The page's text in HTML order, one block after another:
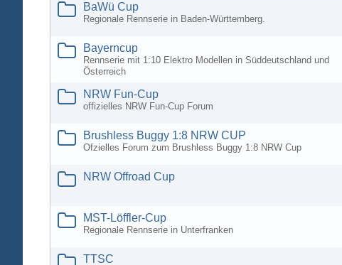
BaWü Cup
Regionale Rennserie in Baden-Württemberg.
Bayerncup
Rennserie mit 1:10 Elektro Modellen in Süddeutschland und
Österreich
NRW Fun-Cup
offizielles NRW Fun-Cup Forum
Brushless Buggy 1:8 NRW CUP
Ofzielles Forum zum Brushless Buggy 1:8 NRW Cup
NRW Offroad Cup
MST-Löffler-Cup
Regionale Rennserie in Unterfranken
TTSC